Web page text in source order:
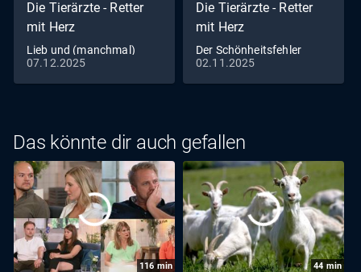
Die Tierärzte - Retter
mit Herz
Lieb und (manchmal)
teuer
07.12.2025
Die Tierärzte - Retter
mit Herz
Der Schönheitsfehler
02.11.2025
Das könnte dir auch gefallen
116min 44 min